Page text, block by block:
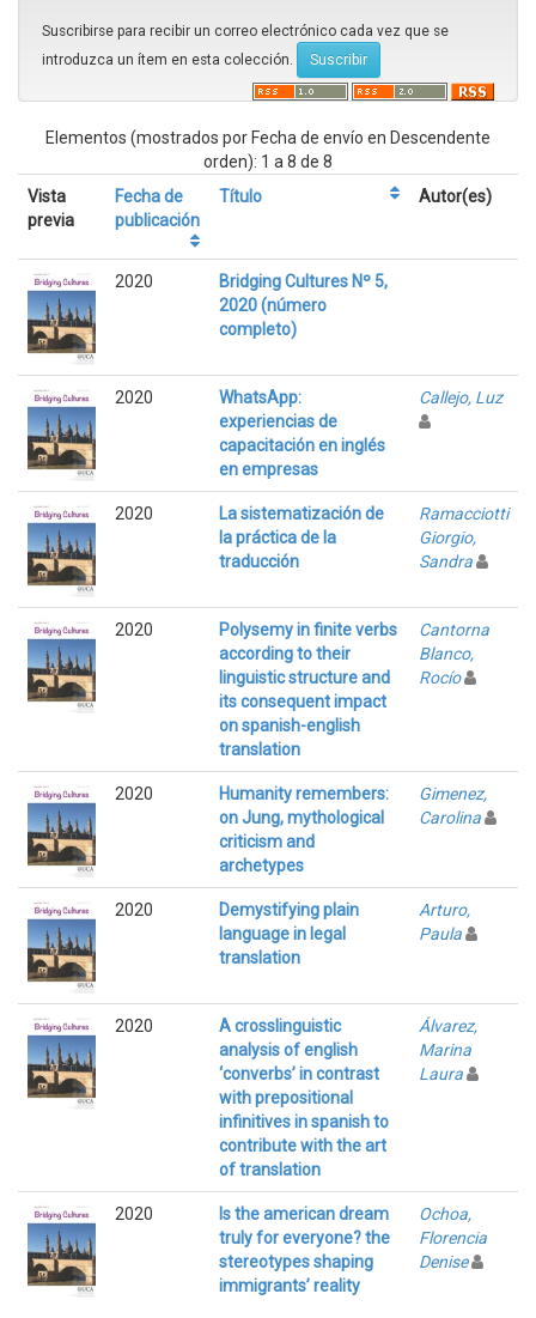
Suscribirse para recibir un correo electrónico cada vez que se
introduzca un ítem en esta colección.
Elementos (mostrados por Fecha de envío en Descendente
orden): 1 a 8 de 8
Vista
previa
Fecha de
publicación
Título Autor(es)
2020
Bridging Cultures Nº 5,
2020 (número
completo)
2020
WhatsApp:
experiencias de
capacitación en inglés
en empresas
Callejo, Luz
2020
La sistematización de
la práctica de la
traducción
Ramacciotti
Giorgio,
Sandra
2020
Polysemy in finite verbs
according to their
linguistic structure and
its consequent impact
on spanish-english
translation
Cantorna
Blanco,
Rocío
2020
Humanity remembers:
on Jung, mythological
criticism and
archetypes
Gimenez,
Carolina
2020
Demystifying plain
language in legal
translation
Arturo,
Paula
2020
A crosslinguistic
analysis of english
‘converbs’ in contrast
with prepositional
infinitives in spanish to
contribute with the art
of translation
Álvarez,
Marina
Laura
2020
Is the american dream
truly for everyone? the
stereotypes shaping
immigrants’ reality
Ochoa,
Florencia
Denise